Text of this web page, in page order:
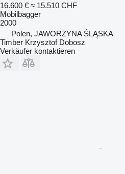
16.600 € ≈ 15.510 CHF
Mobilbagger
2000
Polen, JAWORZYNA ŚLĄSKA
Timber Krzysztof Dobosz
Verkäufer kontaktieren